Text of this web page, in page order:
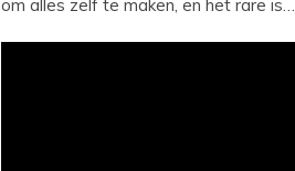
om alles zelf te maken, en het rare